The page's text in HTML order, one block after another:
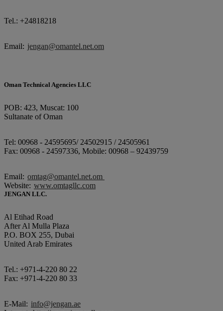
Tel.: +24818218
Email: jengan@omantel.net.om
Oman Technical Agencies LLC
POB: 423, Muscat: 100
Sultanate of Oman
Tel: 00968 - 24595695/ 24502915 / 24505961
Fax: 00968 - 24597336, Mobile: 00968 – 92439759
Email: omtag@omantel.net.om
Website: www.omtagllc.com
JENGAN LLC.
Al Etihad Road
After Al Mulla Plaza
P.O. BOX 255, Dubai
United Arab Emirates
Tel.: +971-4-220 80 22
Fax: +971-4-220 80 33
E-Mail: info@jengan.ae